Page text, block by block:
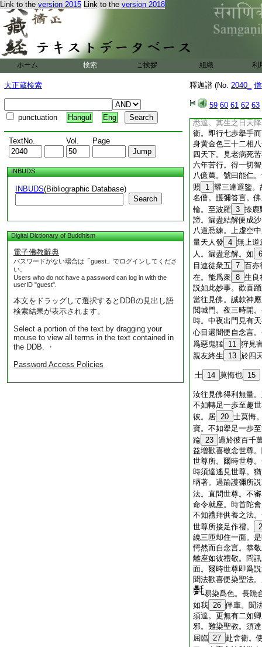
Link to the version 2015 Link to the version 2018
ホーム 検索 ご挨拶 組織 利
大正蔵検索
punctuation Hangul Eng
TextNo. Vol. Page
INBUDS
INBUDS(Bibliographic Database)
Search
Digital Dictionary of Buddhism
電子佛教辭典
パスワードがない場合は「guest」でログインしてくださ
い。
Users who do not have a password can log in with the
userID "guest".
本文をドラッグして選択するとDDBの見出し語
検索結果が表示されます。
Select a portion of the text by dragging your
mouse to view all terms in the text contained in
the DDB. ・
Password Access Policies
釋迦譜 (No. 2040_
59 60 61 62 63
經理事務。施設供
言不也。欲
及比丘僧。於時須
有所得心情悦豫。
悉達。其生之日天
衞。即行七歩擧手
身黄金色三十二相
四天下。見老病死
六年苦行。得一切
八億萬。號曰能仁
照
1 耀三達遐鑒。
名僧。護彌答言。
輪。至波羅 3 捺鹿
諦。漏盡結解便成
八道悉練。上虚空
量天人發 4 無上道
人。漏盡意解。如 6
目連徒衆五 7 百亦
在。能爲衆 8 生良
説如此妙事。歡喜
當往見佛。誠款神
閲城門。夜三時開
時。中夜出門見有
心目還闇便自念言
爲惡鬼猛 11 狩見
親友終生
13 於四
士 14 莫悔也 15
汝往見佛得利無量
不如轉足一歩至趣
彼。居 20 士莫悔
寶。不如擧足一歩
踰 23 過於彼百千
益増歡喜敬念世尊
世尊所。爾時世尊
時須達遙見世尊。
昞著。過踰護彌所
法。直問世尊。不
命令就座。時首陀
不知禮拜供養之法
世尊所接足作禮。
繞三匝却住一面。
愕然而自念言。恭
離座如彼禮敬。問
面。爾時世尊即爲
聞法歡喜便染聖法
易染爲色。長跪
如我 26 伴輩。聞
須達。更無有二如
邪。難染聖教。須
屈臨 27 赴舍衞。